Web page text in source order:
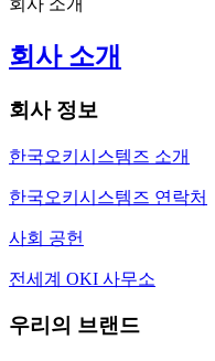
회사 소개
회사 소개
회사 정보
한국오키시스템즈 소개
한국오키시스템즈 연락처
사회 공헌
전세계 OKI 사무소
우리의 브랜드